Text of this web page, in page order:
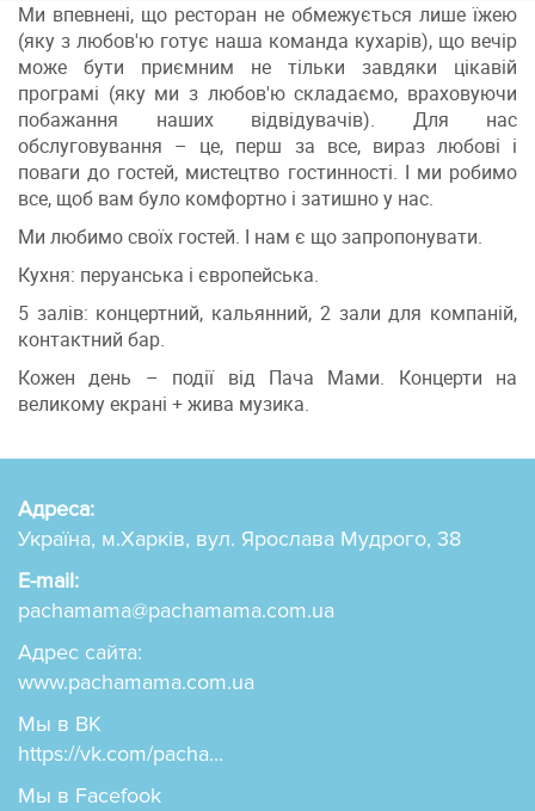
Ми впевнені, що ресторан не обмежується лише їжею
(яку з любов'ю готує наша команда кухарів), що вечір
може бути приємним не тільки завдяки цікавій
програмі (яку ми з любов'ю складаємо, враховуючи
побажання наших відвідувачів). Для нас
обслуговування – це, перш за все, вираз любові і
поваги до гостей, мистецтво гостинності. І ми робимо
все, щоб вам було комфортно і затишно у нас.
Ми любимо своїх гостей. І нам є що запропонувати.
Кухня: перуанська і європейська.
5 залів: концертний, кальянний, 2 зали для компаній,
контактний бар.
Кожен день – події від Пача Мами. Концерти на
великому екрані + жива музика.
Адреса:
Україна, м.Харків, вул. Ярослава Мудрого, 38
E-mail:
pachamama@pachamama.com.ua
Адрес сайта:
www.pachamama.com.ua
Мы в ВК
https://vk.com/pacha...
Мы в Facefook